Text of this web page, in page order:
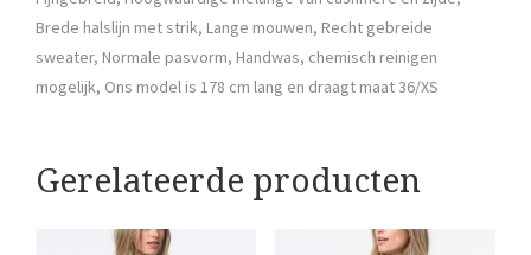
Brede halslijn met strik, Lange mouwen, Recht gebreide
sweater, Normale pasvorm, Handwas, chemisch reinigen
mogelijk, Ons model is 178 cm lang en draagt maat 36/XS
Gerelateerde producten